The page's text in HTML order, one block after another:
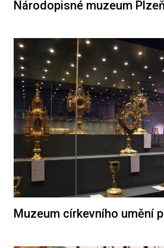
Národopisné muzeum
Muzeum církevního umění